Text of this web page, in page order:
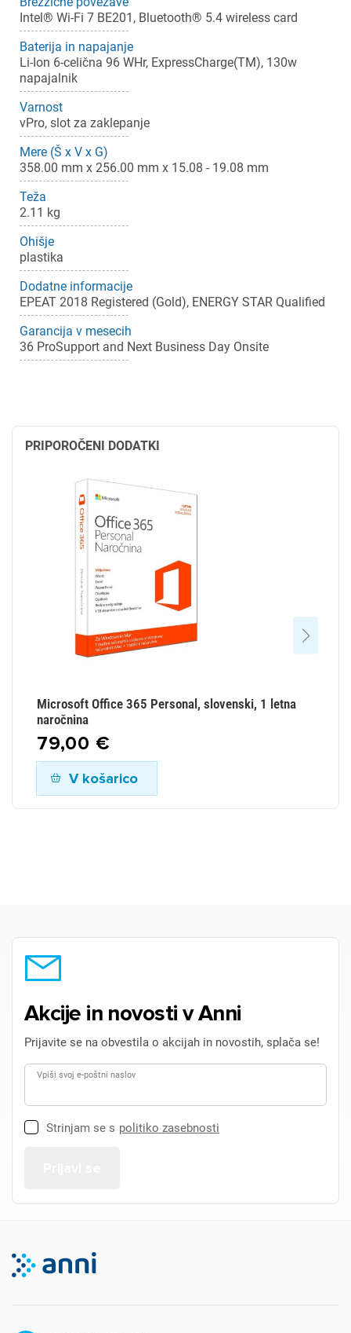
Intel® Wi-Fi 7 BE201, Bluetooth® 5.4 wireless card
Baterija in napajanje
Li-Ion 6-celična 96 WHr, ExpressCharge(TM), 130w
napajalnik
Varnost
vPro, slot za zaklepanje
Mere (Š x V x G)
358.00 mm x 256.00 mm x 15.08 - 19.08 mm
Teža
2.11 kg
Ohišje
plastika
Dodatne informacije
EPEAT 2018 Registered (Gold), ENERGY STAR Qualified
Garancija v mesecih
36 ProSupport and Next Business Day Onsite
PRIPOROČENI DODATKI
Microsoft Office 365 Personal, slovenski, 1 letna
naročnina
79,00 €
V košarico
Akcije in novosti v Anni
Prijavite se na obvestila o akcijah in novostih, splača se!
Vpiši svoj e-poštni naslov
Strinjam se s politiko zasebnosti
Prijava
Za dodajanje na seznam želja morate biti prijavljeni.
Prekliči